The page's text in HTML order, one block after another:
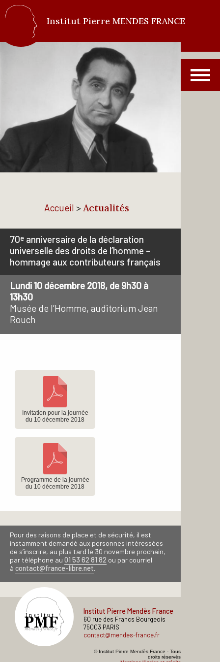
Institut Pierre MENDES FRANCE
Accueil > Actualités
70e anniversaire de la déclaration
universelle des droits de l’homme –
hommage aux contributeurs français
Lundi 10 décembre 2018, de 9h30 à
13h30
Musée de l’Homme, auditorium Jean
Rouch
Invitation pour la journée
du 10 décembre 2018
Programme de la journée
du 10 décembre 2018
Pour des raisons de place et de sécurité, il est
instamment demandé aux personnes intéressées
de s’inscrire, au plus tard le 30 novembre prochain,
par téléphone au 01 53 62 81 82 ou par courriel
à contact@france-libre.net.
Institut Pierre Mendès France
60 rue des Francs Bourgeois
75003 PARIS
contact@mendes-france.fr
© Institut Pierre Mendès France - Tous
droits réservés